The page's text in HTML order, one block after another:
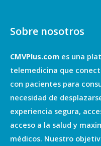
Sobre nosotros
CMVPlus.com es una
telemedicina que
con pacientes para
necesidad de
experiencia segura,
acceso a la salud y
médicos. Nuestro